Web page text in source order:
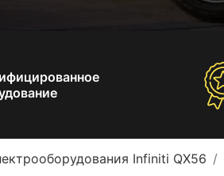
Infiniti QX56